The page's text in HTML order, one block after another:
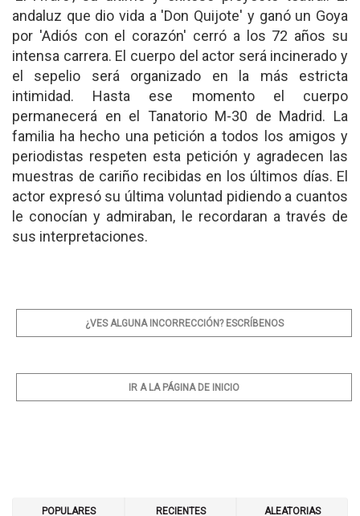
andaluz que dio vida a 'Don Quijote' y ganó un Goya
por 'Adiós con el corazón' cerró a los 72 años su
intensa carrera. El cuerpo del actor será incinerado y
el sepelio será organizado en la más estricta
intimidad. Hasta ese momento el cuerpo
permanecerá en el Tanatorio M-30 de Madrid. La
familia ha hecho una petición a todos los amigos y
periodistas respeten esta petición y agradecen las
muestras de cariño recibidas en los últimos días. El
actor expresó su última voluntad pidiendo a cuantos
le conocían y admiraban, le recordaran a través de
sus interpretaciones.
¿VES ALGUNA INCORRECCIÓN? ESCRÍBENOS
IR A LA PÁGINA DE INICIO
POPULARES RECIENTES ALEATORIAS